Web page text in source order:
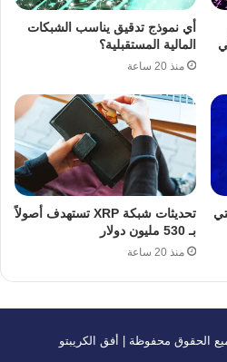
أي نموذج تدقيق يناسب الشبكات
المالية المستقبلية؟
منذ 20 ساعة
تحديثات شبكة XRP تستهدف أصولاً
بـ 530 مليون دولار
منذ 20 ساعة